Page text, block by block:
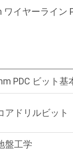
ワイヤーライン
PDC ビット基
アドリルビット
盤工学